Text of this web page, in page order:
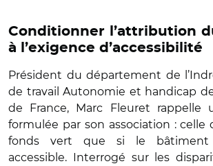
Conditionner l’attribution
à l’exigence d’accessibilité
Président du département de
de travail Autonomie et handicap
de France, Marc Fleuret rappelle
formulée par son association : celle
fonds vert que si le bâtiment
accessible. Interrogé sur les